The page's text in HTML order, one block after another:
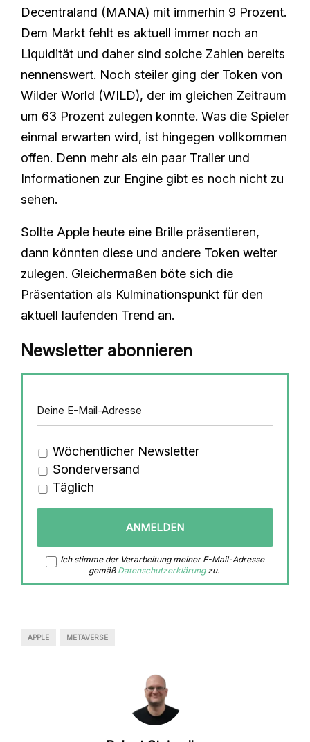
Decentraland (MANA) mit immerhin 9 Prozent.
Dem Markt fehlt es aktuell immer noch an
Liquidität und daher sind solche Zahlen bereits
nennenswert. Noch steiler ging der Token von
Wilder World (WILD), der im gleichen Zeitraum
um 63 Prozent zulegen konnte. Was die Spieler
einmal erwarten wird, ist hingegen vollkommen
offen. Denn mehr als ein paar Trailer und
Informationen zur Engine gibt es noch nicht zu
sehen.
Sollte Apple heute eine Brille präsentieren,
dann könnten diese und andere Token weiter
zulegen. Gleichermaßen böte sich die
Präsentation als Kulminationspunkt für den
aktuell laufenden Trend an.
Newsletter abonnieren
Wöchentlicher Newsletter
Sonderversand
Täglich
Ich stimme der Verarbeitung meiner E-Mail-Adresse
gemäß Datenschutzerklärungzu.
APPLE METAVERSE